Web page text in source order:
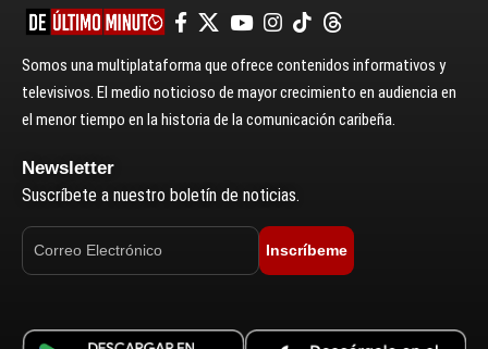
Somos una multiplataforma que ofrece contenidos informativos y
televisivos. El medio noticioso de mayor crecimiento en audiencia en
el menor tiempo en la historia de la comunicación caribeña.
Newsletter
Suscríbete a nuestro boletín de noticias.
Inscríbeme